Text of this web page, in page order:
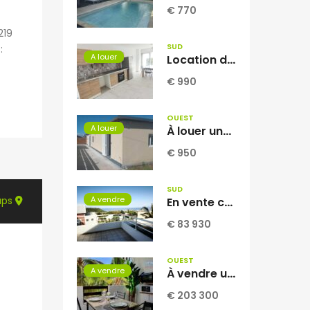
€ 770
A louer
SUD
Location d’une ravissante villa neuve meublée T4 située à Vincendo Réunion
€ 990
A louer
OUEST
À louer une villa F3 de 80.71m2 avec jardin à La Saline les Hauts Réunion.
€ 950
A vendre
SUD
En vente charmant studio de 29.57 m2 avec vue mer et montagne situé à Saint Joseph Réunion
€ 83 930
A vendre
OUEST
À vendre un lumineux studio meublé et équipé de 30m2 avec parking à Boucan Canot Réunion
€ 203 300